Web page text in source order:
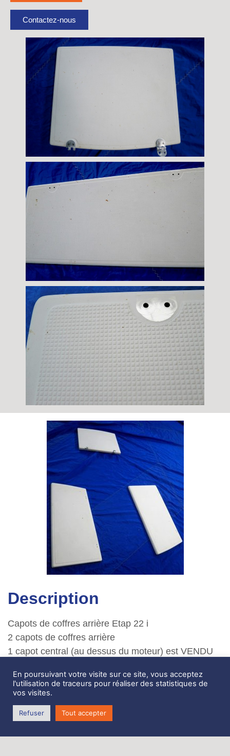
Contactez-nous
Description
Capots de coffres arrière Etap 22 i
2 capots de coffres arrière
1 capot central (au dessus du moteur) est VENDU
capot de baille à mouillage également disponible
Zone de Coativoric,
29590 Rosnoën
En poursuivant votre visite sur ce site, vous acceptez
l'utilisation de traceurs pour réaliser des statistiques de
vos visites.
Refuser Tout accepter